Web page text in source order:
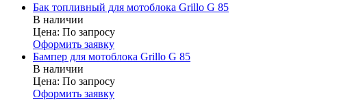
Бак топливный для мотоблока Grillo G 85
В наличии
Цена: По запросу
Оформить заявку
Бампер для мотоблока Grillo G 85
В наличии
Цена: По запросу
Оформить заявку